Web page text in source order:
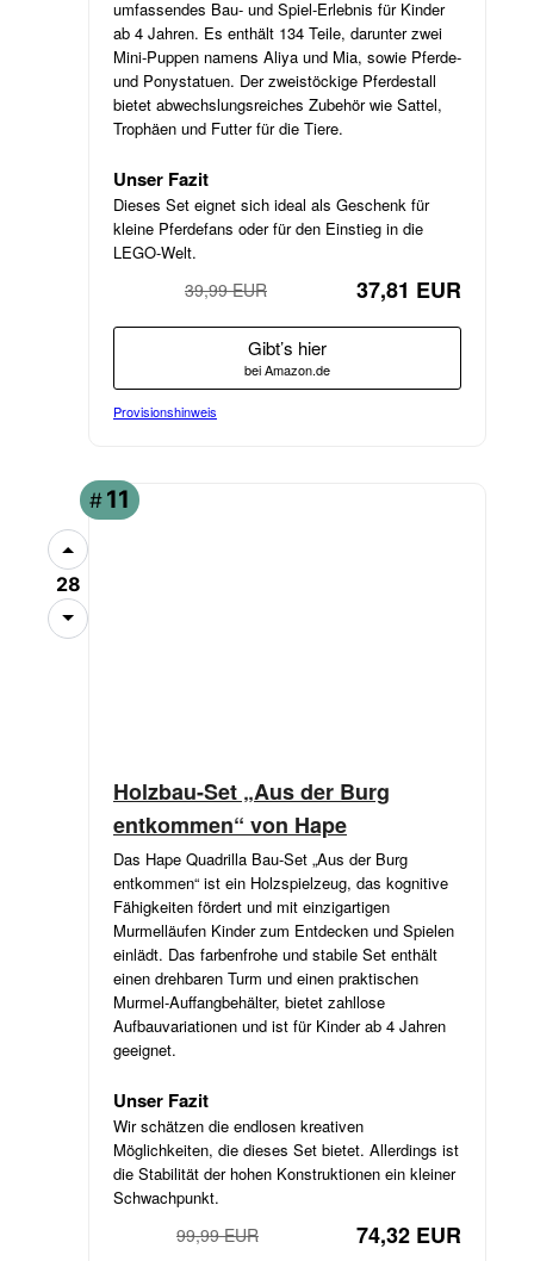
umfassendes Bau- und Spiel-Erlebnis für Kinder
ab 4 Jahren. Es enthält 134 Teile, darunter zwei
Mini-Puppen namens Aliya und Mia, sowie Pferde-
und Ponystatuen. Der zweistöckige Pferdestall
bietet abwechslungsreiches Zubehör wie Sattel,
Trophäen und Futter für die Tiere.
Unser Fazit
Dieses Set eignet sich ideal als Geschenk für
kleine Pferdefans oder für den Einstieg in die
LEGO-Welt.
39,99 EUR 37,81 EUR
Gibt’s hier
bei Amazon.de
Provisionshinweis
# 11
28
Holzbau-Set „Aus der Burg
entkommen“ von Hape
Das Hape Quadrilla Bau-Set „Aus der Burg
entkommen“ ist ein Holzspielzeug, das kognitive
Fähigkeiten fördert und mit einzigartigen
Murmelläufen Kinder zum Entdecken und Spielen
einlädt. Das farbenfrohe und stabile Set enthält
einen drehbaren Turm und einen praktischen
Murmel-Auffangbehälter, bietet zahllose
Aufbauvariationen und ist für Kinder ab 4 Jahren
geeignet.
Unser Fazit
Wir schätzen die endlosen kreativen
Möglichkeiten, die dieses Set bietet. Allerdings ist
die Stabilität der hohen Konstruktionen ein kleiner
Schwachpunkt.
99,99 EUR 74,32 EUR